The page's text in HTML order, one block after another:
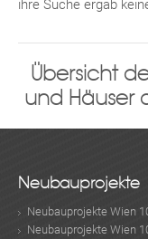
ihre Suche ergab
Übersicht
und Häuser
Neubauprojekte
Neubauprojekte Wien
Neubauprojekte Wien